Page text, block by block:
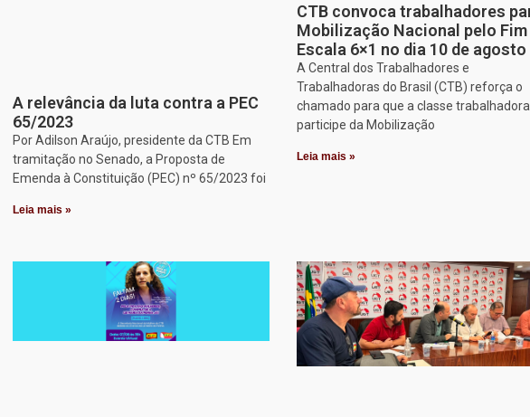
A relevância da luta contra a PEC
65/2023
Por Adilson Araújo, presidente da CTB Em
tramitação no Senado, a Proposta de
Emenda à Constituição (PEC) nº 65/2023 foi
Leia mais »
CTB convoca trabalhadores
Mobilização Nacional pelo Fim
Escala 6×1 no dia 10 de agosto
A Central dos Trabalhadores e
Trabalhadoras do Brasil (CTB) reforça o
chamado para que a classe trabalhadora
participe da Mobilização
Leia mais »